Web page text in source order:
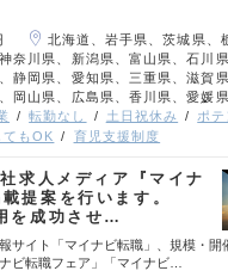
北海道、岩手県、茨城県、
奈川県、新潟県、富山県、石川
静岡県、愛知県、三重県、滋賀
岡山県、広島県、香川県、愛媛
転勤なし 土日祝休み
ポ
てもOK 育児支援制度
求人メディア『マイナ
提案を行います。
を成功させ…
サイト「マイナビ転職」、規模・開
ビ転職フェア」「マイナビ…